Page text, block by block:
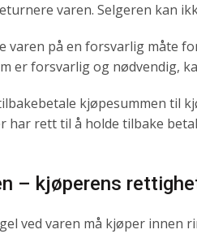
varen. Selgeren kan
varen på en forsvarlig måte
er forsvarlig og nødvendig,
kjøpesummen til
har rett til å holde tilbake
– kjøperens
ved varen må kjøper innen